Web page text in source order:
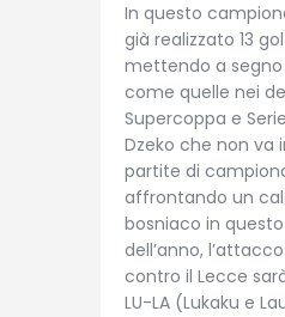
In questo
già realizzato 13
mettendo a
come quelle nei
Supercoppa e
Dzeko che non va
partite di
affrontando un
bosniaco in
dell’anno,
contro il Lecce
LU-LA (Lukaku e